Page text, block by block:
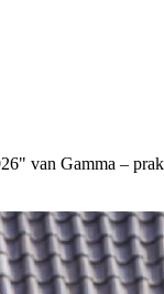
van Gamma –